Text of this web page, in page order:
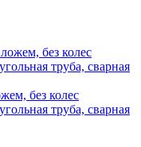
без колес
труба, сварная